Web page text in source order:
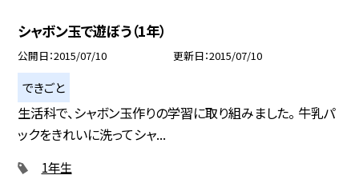
シャボン玉で遊ぼう（1年）
公開日 2015/07/10 更新日 2015/07/10
できごと
生活科で、シャボン玉作りの学習に取り組みました。 牛乳パ
ックをきれいに洗ってシャ...
1年生